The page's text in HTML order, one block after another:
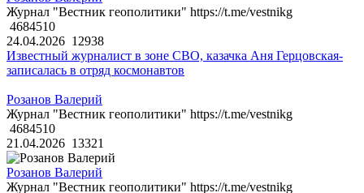
Журнал "Вестник геополитики" https://t.me/vestnikg
4684510
24.04.2026 12938
Известный журналист в зоне СВО, казачка Аня Герцовская-
записалась в отряд космонавтов
Розанов Валерий
Журнал "Вестник геополитики" https://t.me/vestnikg
4684510
21.04.2026 13321
Розанов Валерий
Журнал "Вестник геополитики" https://t.me/vestnikg